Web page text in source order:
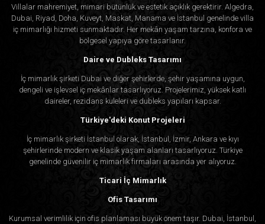
Villalar mahremiyet, mimari bütünlük ve estetik açıklık gerektirir. Algedra,
Dubai, Riyad, Doha, Kuveyt, Maskat, Manama ve İstanbul genelinde villa
iç mimarlığı hizmeti sunmaktadır. Her mekân yaşam tarzına, konfora ve
bölgesel yapıya göre tasarlanır.
Daire ve Dubleks Tasarımı
İç mimarlık şirketi Dubai ve diğer şehirlerde, şehir yaşamına uygun,
dengeli ve işlevsel iç mekânlar tasarlıyoruz. Projelerimiz, yüksek katlı
daireler, rezidans kuleleri ve dubleks yapıları kapsar.
Türkiye'deki Konut Projeleri
İç mimarlık şirketi İstanbul olarak, İstanbul, İzmir, Ankara ve kıyı
şehirlerinde modern ve klasik yaşam alanları tasarlıyoruz. Türkiye
genelinde güvenilir iç mimarlık firmaları arasında yer alıyoruz.
Ticari İç Mimarlık
Ofis Tasarımı
Kurumsal verimlilik için ofis planlaması büyük önem taşır. Dubai, İstanbul,